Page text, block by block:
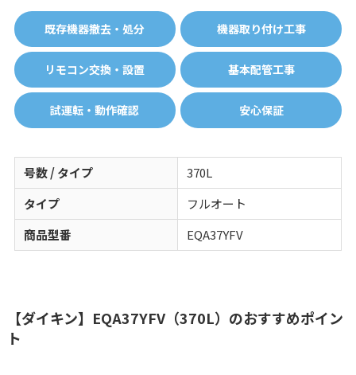
既存機器撤去・処分 機器取り付け工事
リモコン交換・設置 基本配管工事
試運転・動作確認 安心保証
号数 / タイプ
370L
タイプ
フルオート
商品型番
EQA37YFV
【ダイキン】EQA37YFV（370L）のおすすめポイン
ト